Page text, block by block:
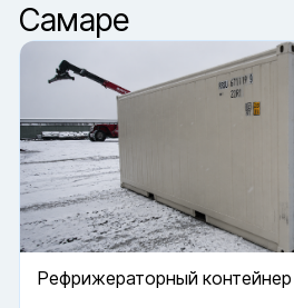
Самаре
Рефрижераторный контейнер